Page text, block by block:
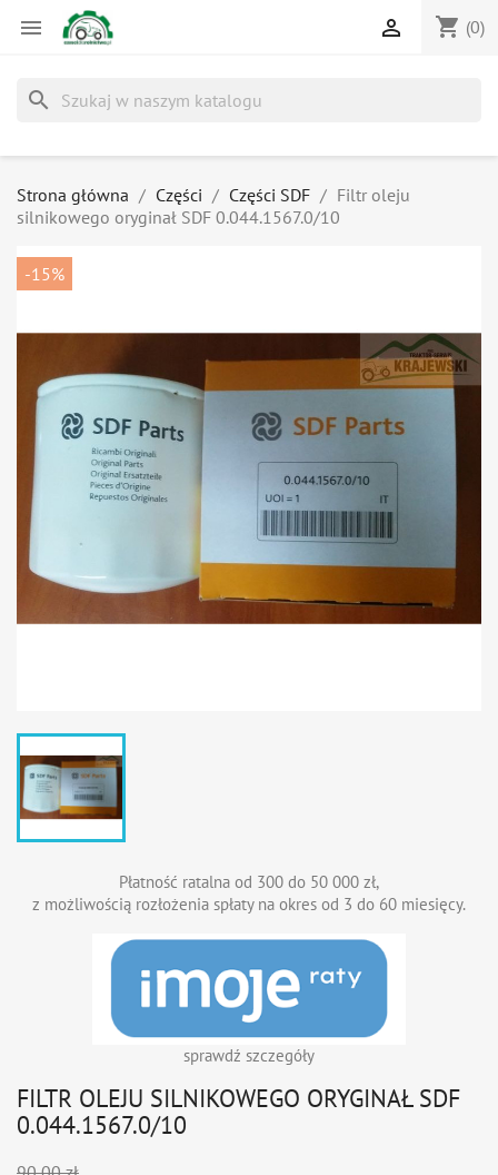
 shopping_cart (0)

search
Strona główna Części Części SDF
Filtr oleju
silnikowego oryginał SDF 0.044.1567.0/10
-15%
Płatność ratalna od 300 do 50 000 zł,
z możliwością rozłożenia spłaty na okres od 3 do 60 miesięcy.
sprawdź szczegóły
FILTR OLEJU SILNIKOWEGO ORYGINAŁ SDF
0.044.1567.0/10